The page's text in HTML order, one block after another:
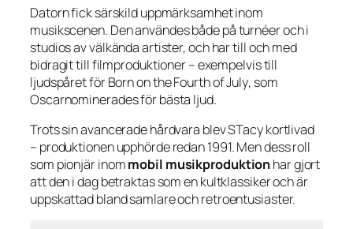
Datorn fick särskild uppmärksamhet inom
musikscenen. Den användes både på turnéer och i
studios av välkända artister, och har till och med
bidragit till filmproduktioner – exempelvis till
ljudspåret förBorn on the Fourth of July, som
Oscarnominerades för bästa ljud.
Trots sin avancerade hårdvara blev STacy kortlivad
– produktionen upphörde redan 1991. Men dess roll
som pionjär inommobil musikproduktionhar gjort
att den i dag betraktas som en kultklassiker och är
uppskattad bland samlare och retroentusiaster.